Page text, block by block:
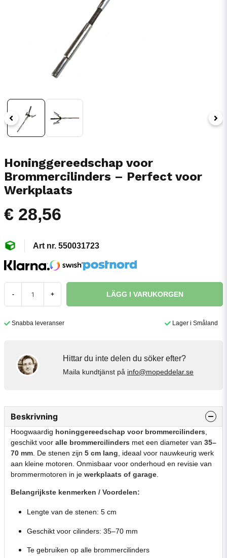
Honinggereedschap voor
Brommercilinders – Perfect voor
Werkplaats
€ 28,56
550031723
- + LÄGG I VARUKORGEN
Snabba leveranser Lager i Småland
Hittar du inte delen du söker efter?
Maila kundtjänst på info@mopeddelar.se
Beskrivning
Hoogwaardig honinggereedschap voor brommercilinders
geschikt voor alle brommercilinders met een diameter van 35–
70 mm . De stenen zijn 5 cm lang , ideaal voor nauwkeurig werk
aan kleine motoren. Onmisbaar voor onderhoud en revisie van
brommermotoren in je werkplaats of garage
Belangrijkste kenmerken / Voordelen:
Lengte van de stenen: 5 cm
Geschikt voor cilinders: 35–70 mm
Te gebruiken op alle brommercilinders